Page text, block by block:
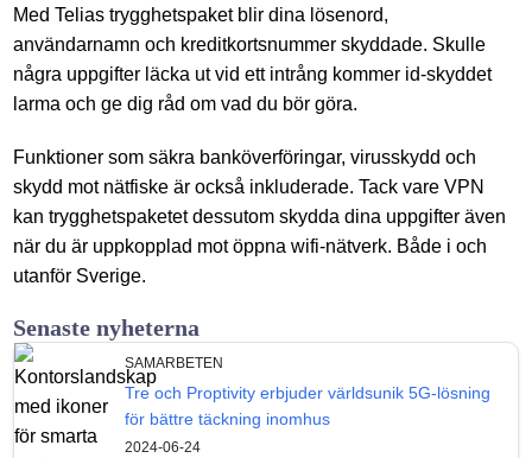
Med Telias trygghetspaket blir dina lösenord,
användarnamn och kreditkortsnummer skyddade. Skulle
några uppgifter läcka ut vid ett intrång kommer id-skyddet
larma och ge dig råd om vad du bör göra.
Funktioner som säkra banköverföringar, virusskydd och
skydd mot nätfiske är också inkluderade. Tack vare VPN
kan trygghetspaketet dessutom skydda dina uppgifter även
när du är uppkopplad mot öppna wifi-nätverk. Både i och
utanför Sverige.
Senaste nyheterna
SAMARBETEN
Tre och Proptivity erbjuder världsunik 5G-lösning
för bättre täckning inomhus
2024-06-24